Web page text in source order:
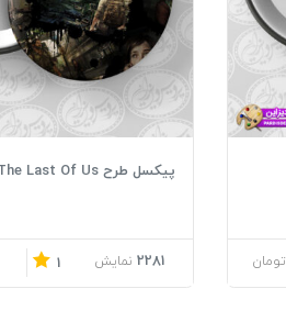
تومان
پیکسل طرح The Last Of Us کد 02
2281 نمایش 1